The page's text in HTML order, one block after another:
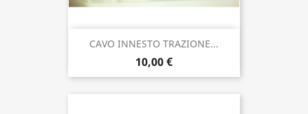
CAVO INNESTO TRAZIONE...
10,00 €